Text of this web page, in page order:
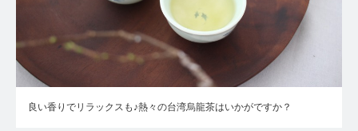
良い香りでリラックスも♪熱々の台湾烏龍茶はいかがですか？